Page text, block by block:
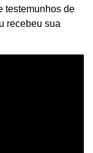
testemunhos de
recebeu sua